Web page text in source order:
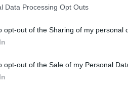
Data Processing Opt Outs
opt-out of the Sharing of my personal
opt-out of the Sale of my Personal
korun, který má prodloužit
Veřejnost může své
prostředí poslat
na opravu. Budou